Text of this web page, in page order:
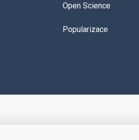
Open Science
Popularizace